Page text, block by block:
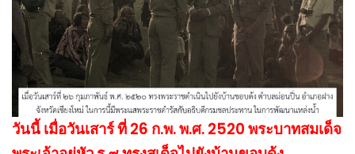
วันนี้ เมื่อวันเสาร์ ที่ 26 ก.พ. พ.ศ. 2520 พระบาทสมเด็จ